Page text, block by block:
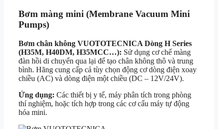
Bơm màng mini (Membrane Vacuum Mini
Pumps)
Bơm chân không VUOTOTECNICA Dòng H Series
(H35M, H40DM, H35MCC…): Sử dụng cơ chế màng
đàn hồi di chuyển qua lại để tạo chân không thô và trung
bình. Hãng cung cấp cả tùy chọn động cơ dòng điện xoay
chiều (AC) và dòng điện một chiều (DC – 12V/24V).
Ứng dụng: Các thiết bị y tế, máy phân tích trong phòng
thí nghiệm, hoặc tích hợp trong các cơ cấu máy tự động
hóa mini.